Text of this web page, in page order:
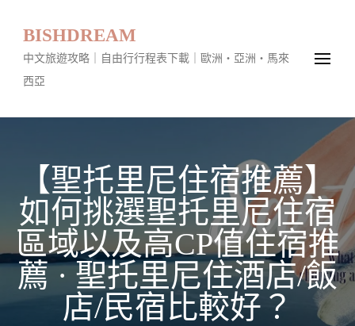
BISHDREAM
中文旅遊攻略｜自由行行程表下載｜歐洲・亞洲・馬來
西亞
【聖托里尼住宿推薦】
如何挑選聖托里尼住宿
區域以及高CP值住宿推
薦 · 聖托里尼住酒店/飯
店/民宿比較好？